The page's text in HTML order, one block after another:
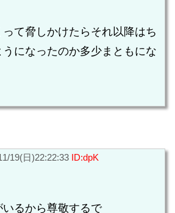
て脅しかけたらそれ以降はち
になったのか多少まともにな
19(日)22:22:33 ID:dpK
るから尊敬するで